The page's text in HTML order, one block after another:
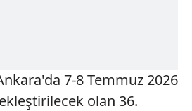
7-8 Temmuz 2026
olan 36.